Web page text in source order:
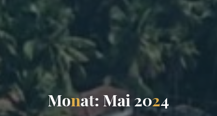
Monat: Mai 2024